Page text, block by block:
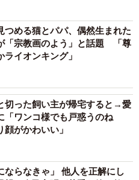
つめる猫とパパ、偶然生まれた
「宗教画のよう」と話題 「尊
イオンキング」
切った飼い主が帰宅すると→愛
「ワンコ様でも戸惑うのね
顔がかわいい」
ならなきゃ」 他人を正解にし